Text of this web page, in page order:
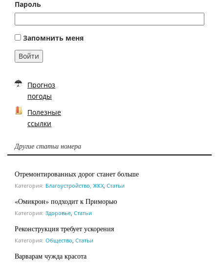
Пароль
Запомнить меня
Войти
Прогноз
погоды
Полезные
ссылки
Другие статьи номера
Отремонтированных дорог станет больше
Категория: Благоустройство, ЖКХ Статьи
«Омикрон» подходит к Приморью
Категория: Здоровье Статьи
Реконструкция требует ускорения
Категория: Общество Статьи
Варварам чужда красота